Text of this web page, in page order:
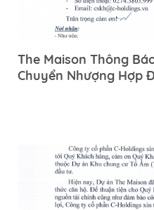
The Maison Thông
Chuyển Nhượng Hợp